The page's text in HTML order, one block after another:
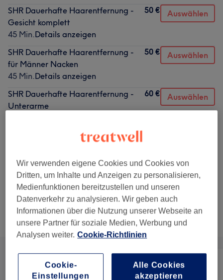
SHR Dauerhafte Haarentfernung -
Gesicht komplett
45 Min.Details anzeigen
50 € Auswählen
SHR Dauerhafte Haarentfernung -
für Männer Nacken
45 Min.Details anzeigen
50 € Auswählen
SHR Dauerhafte Haarentfernung -
Unterarme
60 € Auswählen
SHR Dauerhafte Haarentfernung -
45 Min.Details anzeigen
5 weitere passende Services anzeigen...
Nicht gefunden wonach du gesucht hast?
Alle Services
Wir verwenden eigene Cookies und Cookies von
Dritten, um Inhalte und Anzeigen zu personalisieren,
Medienfunktionen bereitzustellen und unseren
Datenverkehr zu analysieren. Wir geben auch
Informationen über die Nutzung unserer Webseite an
unsere Partner für soziale Medien, Werbung und
Analysen weiter. Cookie-Richtlinien
Cookie-
Einstellungen
Alle Cookies
akzeptieren